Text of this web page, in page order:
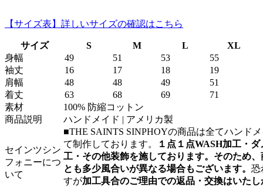
【サイズ表】詳しいサイズの確認はこちら
サイズ S M L
XL
身幅
49 51 53
55
袖丈
16 17 18
19
肩幅
48 48 49
51
着丈
63 68 69
71
素材
100% 防縮コットン
商品説明
ハンドメイド | アメリカ製
セインツシン
フォニーにつ
いて
■THE SAINTS SINPHOYの商品は全てハンド
て制作しております。
１点１点WASH加工・
工・その他装飾を施しております。そのため、
とも多少風合いが異なる場合もございます。 恐
すが加工具合のご理由での返品・交換はいた